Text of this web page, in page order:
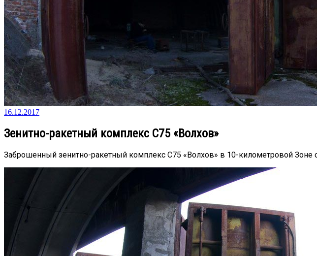
16.12.2017
Зенитно-ракетный комплекс С75 «Волхов»
Заброшенный зенитно-ракетный комплекс С75 «Волхов» в 10-километровой